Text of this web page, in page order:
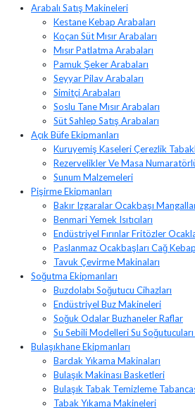
Arabalı Satış Makineleri
Kestane Kebap Arabaları
Koçan Süt Mısır Arabaları
Mısır Patlatma Arabaları
Pamuk Şeker Arabaları
Seyyar Pilav Arabaları
Simitçi Arabaları
Soslu Tane Mısır Arabaları
Süt Sahlep Satış Arabaları
Açık Büfe Ekipmanları
Kuruyemiş Kaseleri Çerezlik
Rezervelikler Ve Masa
Sunum Malzemeleri
Pişirme Ekipmanları
Bakır Izgaralar Ocakbaşı
Benmari Yemek Isıtıcıları
Endüstriyel Fırınlar Fritözler
Paslanmaz Ocakbaşları Cağ
Tavuk Çevirme Makinaları
Soğutma Ekipmanları
Buzdolabı Soğutucu Cihazları
Endüstriyel Buz Makineleri
Soğuk Odalar Buzhaneler Raflar
Su Sebili Modelleri Su
Bulaşıkhane Ekipmanları
Bardak Yıkama Makinaları
Bulaşık Makinası Basketleri
Bulaşık Tabak Temizleme
Tabak Yıkama Makineleri